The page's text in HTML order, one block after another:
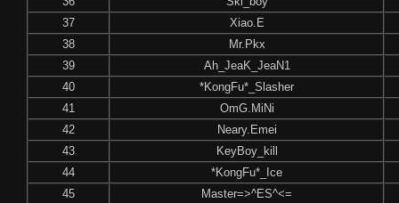
37
Xiao.E
38
Mr.Pkx
39
Ah_JeaK_JeaN1
40
*KongFu*_Slasher
41
OmG.MiNi
42
Neary.Emei
43
KeyBoy_kill
44
*KongFu*_Ice
45
Master=>^ES^<=